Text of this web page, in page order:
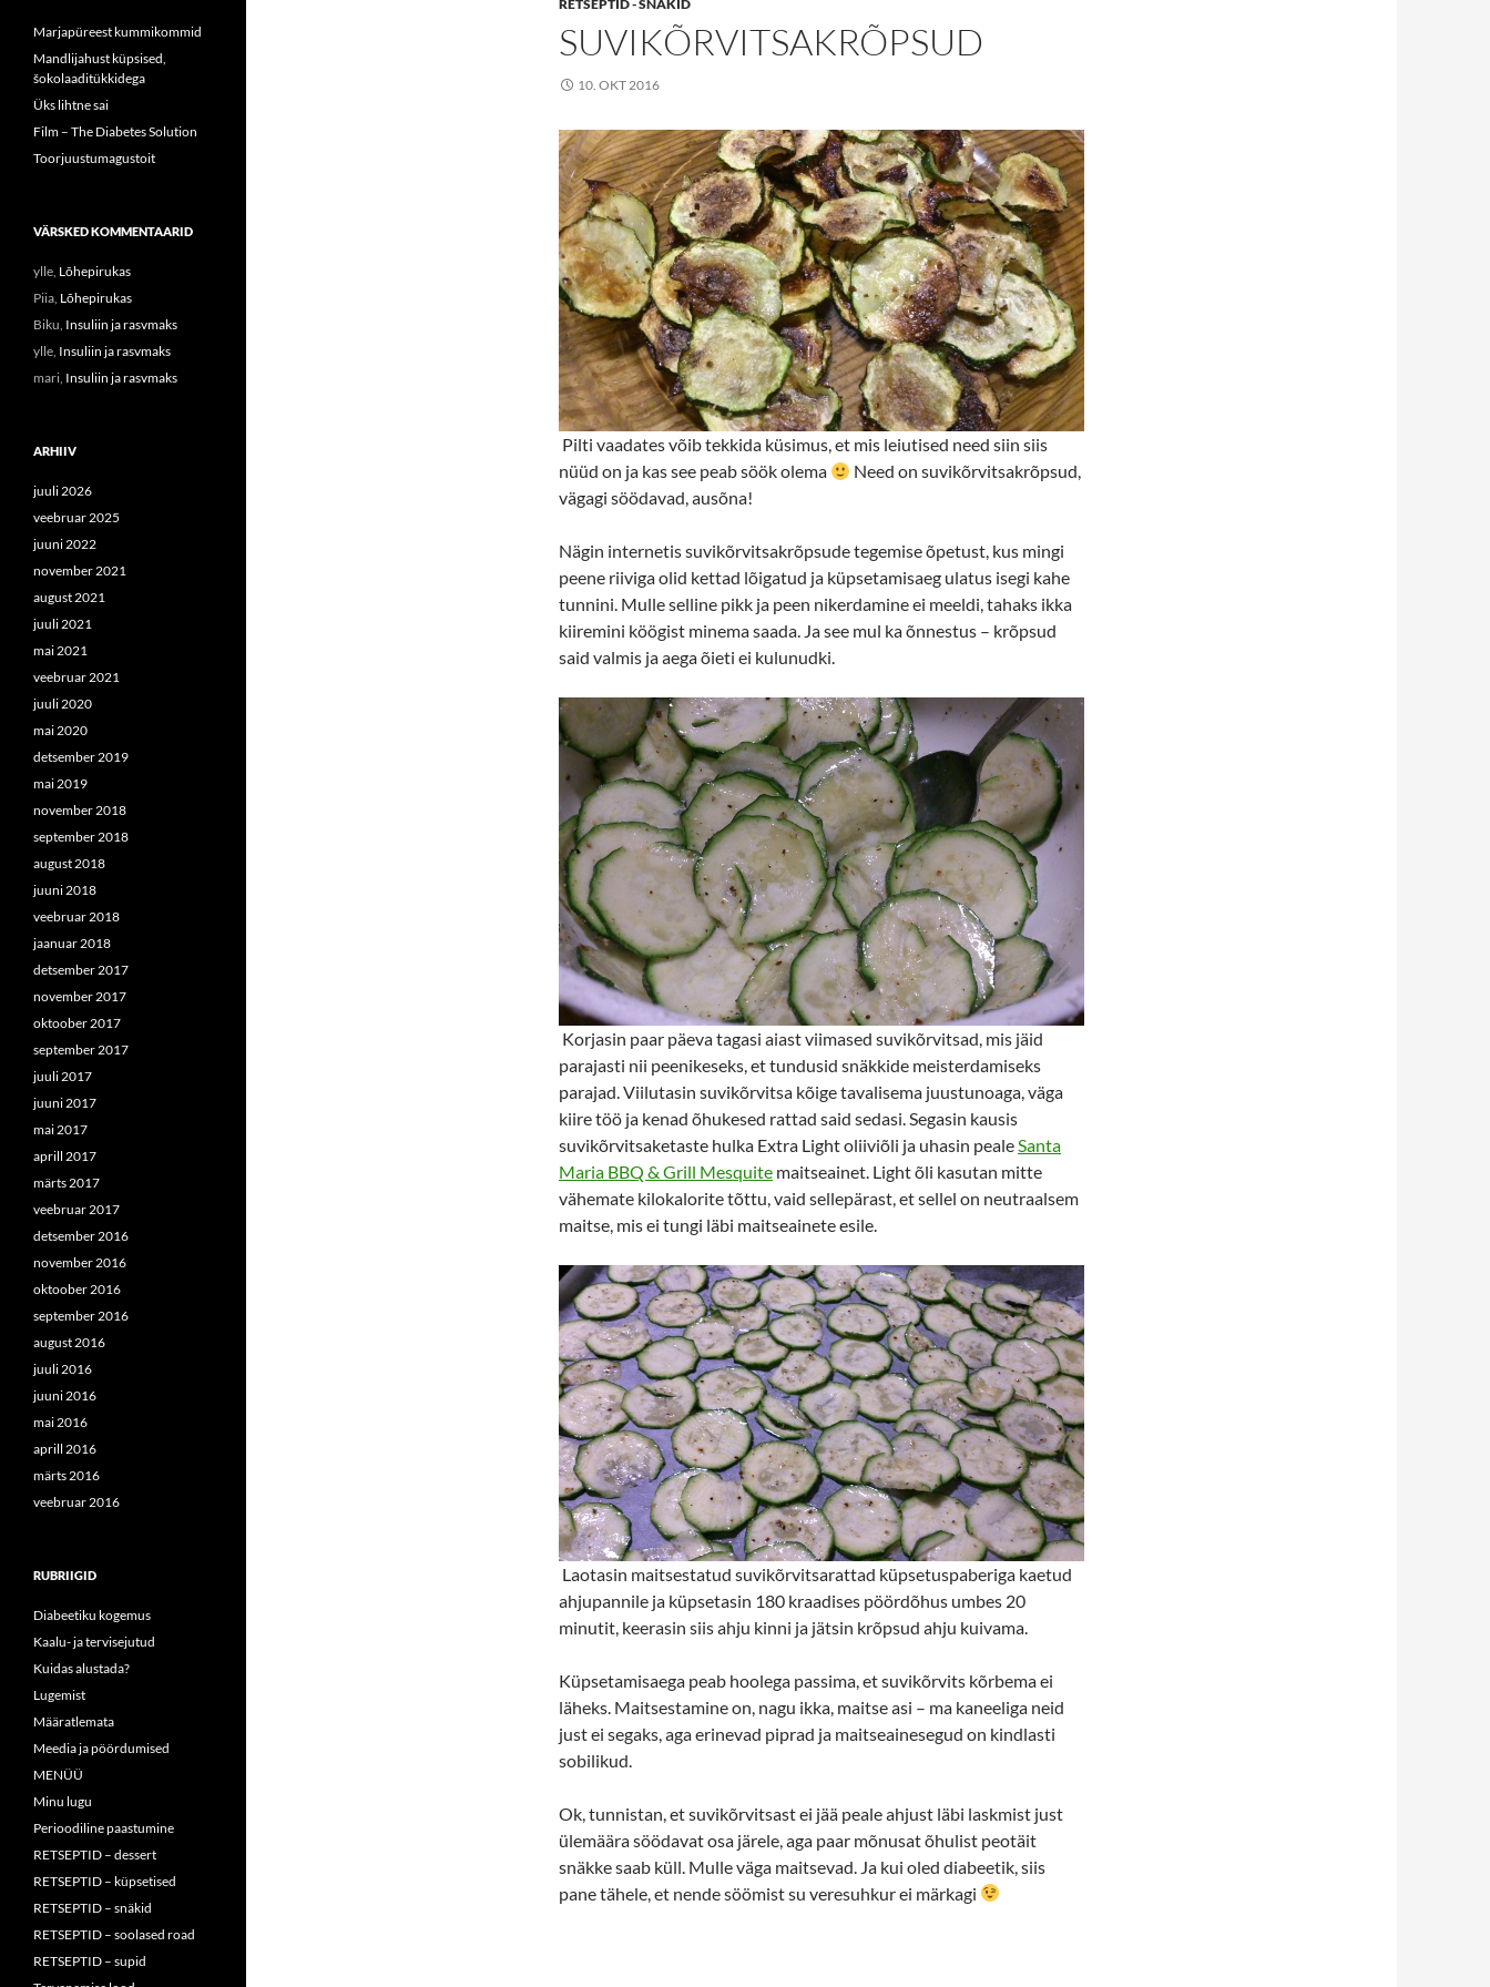
RETSEPTID - SNÄKID
SUVIKÕRVITSAKRÕPSUD
10. OKT 2016
Pilti vaadates võib tekkida küsimus, et mis leiutised need siin siis
nüüd on ja kas see peab söök olema
Need on suvikõrvitsakrõpsud,
vägagi söödavad, ausõna!
Nägin internetis suvikõrvitsakrõpsude tegemise õpetust, kus mingi
peene riiviga olid kettad lõigatud ja küpsetamisaeg ulatus isegi kahe
tunnini. Mulle selline pikk ja peen nikerdamine ei meeldi, tahaks ikka
kiiremini köögist minema saada. Ja see mul ka õnnestus – krõpsud
said valmis ja aega õieti ei kulunudki.
Korjasin paar päeva tagasi aiast viimased suvikõrvitsad, mis jäid
parajasti nii peenikeseks, et tundusid snäkkide meisterdamiseks
parajad. Viilutasin suvikõrvitsa kõige tavalisema juustunoaga, väga
kiire töö ja kenad õhukesed rattad said sedasi. Segasin kausis
suvikõrvitsaketaste hulka Extra Light oliiviõli ja uhasin pealeSanta
Maria BBQ & Grill Mesquite maitseainet. Light õli kasutan mitte
vähemate kilokalorite tõttu, vaid sellepärast, et sellel on neutraalsem
maitse, mis ei tungi läbi maitseainete esile.
Laotasin maitsestatud suvikõrvitsarattad küpsetuspaberiga kaetud
ahjupannile ja küpsetasin 180 kraadises pöördõhus umbes 20
minutit, keerasin siis ahju kinni ja jätsin krõpsud ahju kuivama.
Küpsetamisaega peab hoolega passima, et suvikõrvits kõrbema ei
läheks. Maitsestamine on, nagu ikka, maitse asi – ma kaneeliga neid
just ei segaks, aga erinevad piprad ja maitseainesegud on kindlasti
sobilikud.
Ok, tunnistan, et suvikõrvitsast ei jää peale ahjust läbi laskmist just
ülemäära söödavat osa järele, aga paar mõnusat õhulist peotäit
snäkke saab küll. Mulle väga maitsevad. Ja kui oled diabeetik, siis
pane tähele, et nende söömist su veresuhkur ei märkagi
Marjapüreest kummikommid
Mandlijahust küpsised,
šokolaaditükkidega
Üks lihtne sai
Film – The Diabetes Solution
Toorjuustumagustoit
VÄRSKED KOMMENTAARID
ylle, Lõhepirukas
Piia, Lõhepirukas
Biku, Insuliin ja rasvmaks
ylle, Insuliin ja rasvmaks
mari, Insuliin ja rasvmaks
ARHIIV
juuli 2026
veebruar 2025
juuni 2022
november 2021
august 2021
juuli 2021
mai 2021
veebruar 2021
juuli 2020
mai 2020
detsember 2019
mai 2019
november 2018
september 2018
august 2018
juuni 2018
veebruar 2018
jaanuar 2018
detsember 2017
november 2017
oktoober 2017
september 2017
juuli 2017
juuni 2017
mai 2017
aprill 2017
märts 2017
veebruar 2017
detsember 2016
november 2016
oktoober 2016
september 2016
august 2016
juuli 2016
juuni 2016
mai 2016
aprill 2016
märts 2016
veebruar 2016
RUBRIIGID
Diabeetiku kogemus
Kaalu- ja tervisejutud
Kuidas alustada?
Lugemist
Määratlemata
Meedia ja pöördumised
MENÜÜ
Minu lugu
Perioodiline paastumine
RETSEPTID – dessert
RETSEPTID – küpsetised
RETSEPTID – snäkid
RETSEPTID – soolased road
RETSEPTID – supid